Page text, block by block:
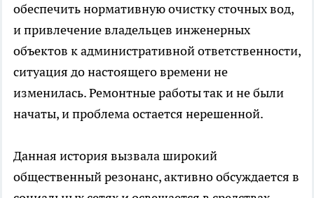
обеспечить нормативную очистку сточных вод,
и привлечение владельцев инженерных
объектов к административной ответственности,
ситуация до настоящего времени не
изменилась. Ремонтные работы так и не были
начаты, и проблема остается нерешенной.
Данная история вызвала широкий
общественный резонанс, активно обсуждается в